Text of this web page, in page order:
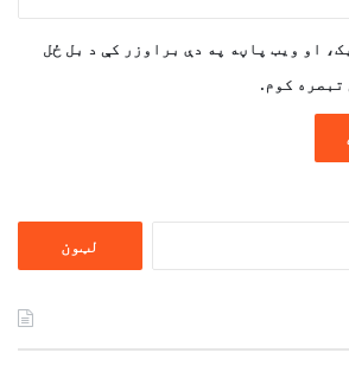
او ویب پاڼه په دې براوزر کې د بل ځل
تبصره کوم.